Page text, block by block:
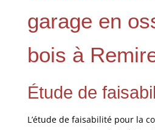
garage en
bois à
Étude de
L’étude de faisabilité pour la